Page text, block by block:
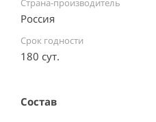
Страна-производитель
Россия ⠀
Срок годности
180 сут.
Состав